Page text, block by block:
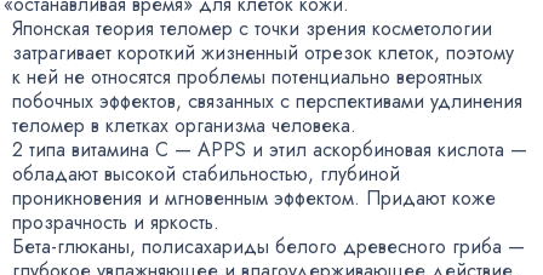
Японская теория теломер с точки зрения косметологии
затрагивает короткий жизненный отрезок клеток, поэтому
к ней не относятся проблемы потенциально вероятных
побочных эффектов, связанных с перспективами удлинения
теломер в клетках организма человека.
2 типа витамина С — APPS и этил аскорбиновая кислота —
обладают высокой стабильностью, глубиной
проникновения и мгновенным эффектом. Придают коже
прозрачность и яркость.
Бета-глюканы, полисахариды белого древесного гриба —